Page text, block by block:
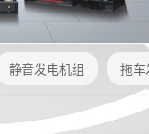
静音发电机组 拖车